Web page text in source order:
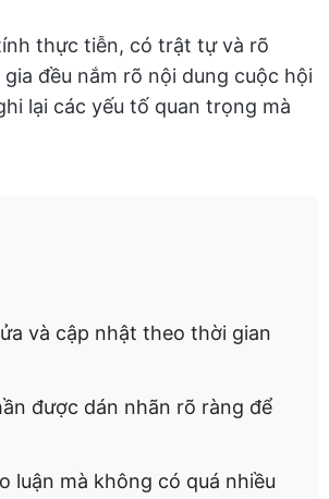
thực tiễn, có trật tự và rõ
đều nắm rõ nội dung cuộc hội
lại các yếu tố quan trọng mà
và cập nhật theo thời gian
được dán nhãn rõ ràng để
luận mà không có quá nhiều